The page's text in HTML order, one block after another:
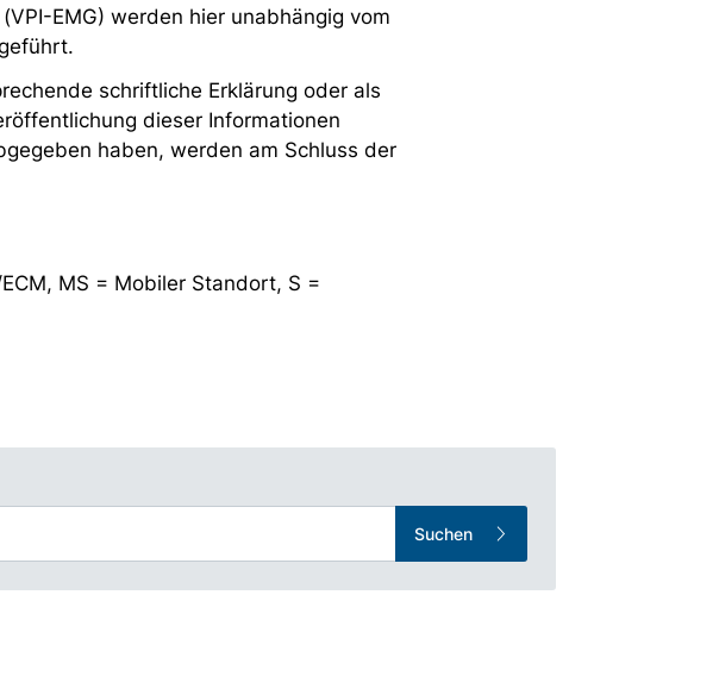
EMG) werden hier unabhängig vom
schriftliche Erklärung oder als
dieser Informationen
haben, werden am Schluss der
MS = Mobiler Standort, S =
Suchen